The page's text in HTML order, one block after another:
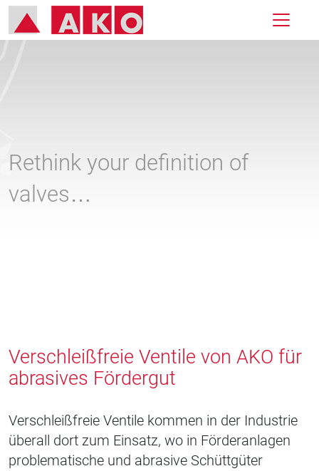
Rethink your definition of
valves…
Verschleißfreie Ventile von AKO für
abrasives Fördergut
Verschleißfreie Ventile kommen in der Industrie
überall dort zum Einsatz, wo in Förderanlagen
problematische und abrasive Schüttgüter